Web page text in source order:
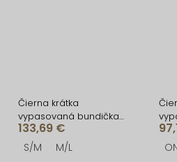
Čierna krátka
vypasovaná bundička
TRIVON
133,69 €
S/M M/L